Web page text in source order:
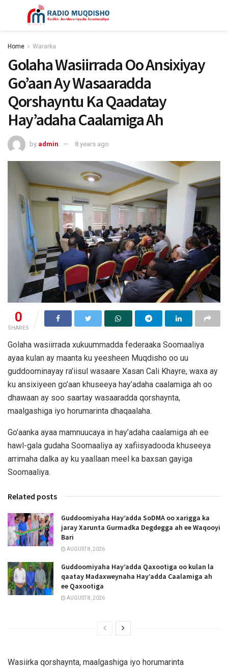
Home Wararka
Golaha Wasiirrada Oo Ansixiyay
Go’aan Ay Wasaaradda
Qorshayntu Ka Qaadatay
Hay’adaha Caalamiga Ah
by admin 8 years ago
0
SHARES
Golaha wasiirrada xukuummadda federaaka Soomaaliya
ayaa kulan ay maanta ku yeesheen Muqdisho oo uu
guddoominayay ra’iisul wasaare Xasan Cali Khayre, waxa ay
ku ansixiyeen go’aan khuseeya hay’adaha caalamiga ah oo
dhawaan ay soo saartay wasaaradda qorshaynta,
maalgashiga iyo horumarinta dhaqaalaha.
Go’aanka ayaa mamnuucaya in hay’adaha caalamiga ah ee
hawl-gala gudaha Soomaaliya ay xafiisyadooda khuseeya
arrimaha dalka ay ku yaallaan meel ka baxsan gayiga
Soomaaliya.
Related posts
Guddoomiyaha Hay’adda SoDMA oo xarigga ka
jaray Xarunta Gurmadka Degdegga ah ee Waqooyi
Bari
AUGUST 8, 2026
Guddoomiyaha Hay’adda Qaxootiga oo kulan la
qaatay Madaxweynaha Hay’adda Caalamiga ah
ee Qaxootiga
AUGUST 8, 2026
Wasiirka qorshaynta, maalgashiga iyo horumarinta